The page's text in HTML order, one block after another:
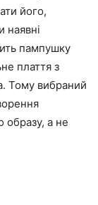
його,
наявні
пампушку
плаття з
Тому вибраний
образу, а не